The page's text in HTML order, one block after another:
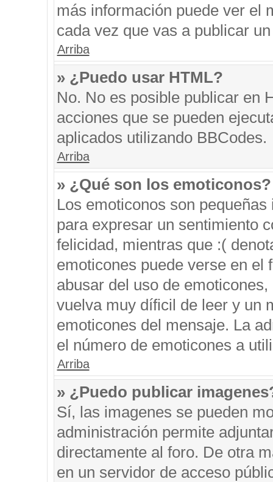
más información puede ver el
cada vez que vas a publicar
Arriba
» ¿Puedo usar HTML?
No. No es posible publicar en
acciones que se pueden
aplicados utilizando BBCodes.
Arriba
» ¿Qué son los emoticonos?
Los emoticonos son
para expresar un sentimiento
felicidad, mientras que :(
emoticones puede verse en el
abusar del uso de
vuelva muy díficil de leer y un
emoticones del mensaje. La
el número de emoticones a
Arriba
» ¿Puedo publicar
Sí, las imagenes se pueden
administración permite
directamente al foro. De otra
en un servidor de acceso